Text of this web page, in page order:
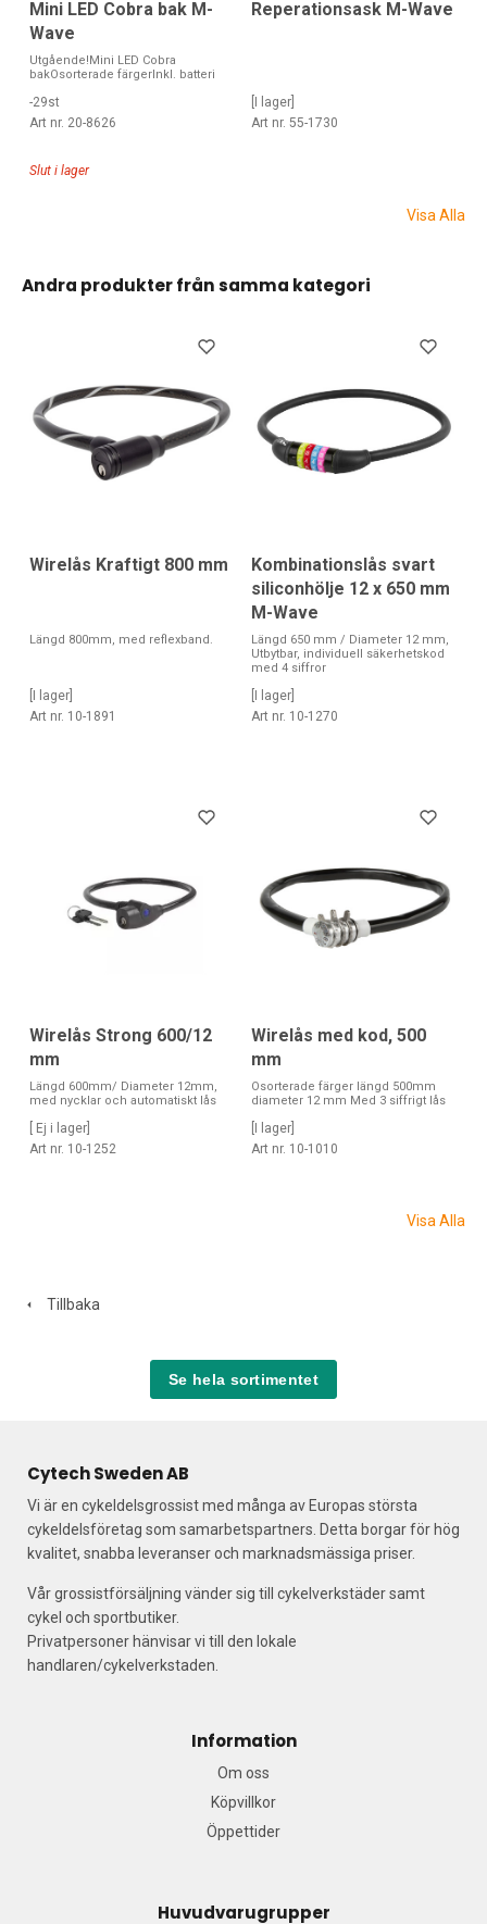
Mini LED Cobra bak M-
Wave
Utgående!Mini LED Cobra
bakOsorterade färgerInkl. batteri
-29st
Art nr. 20-8626
Slut i lager
Reperationsask M-Wave
[I lager]
Art nr. 55-1730
Visa Alla
Andra produkter från samma kategori
Wirelås Kraftigt 800 mm
Längd 800mm, med reflexband.
[I lager]
Art nr. 10-1891
Kombinationslås svart
siliconhölje 12 x 650 mm
M-Wave
Längd 650 mm / Diameter 12 mm,
Utbytbar, individuell säkerhetskod
med 4 siffror
[I lager]
Art nr. 10-1270
Wirelås Strong 600/12
mm
Längd 600mm/ Diameter 12mm,
med nycklar och automatiskt lås
[ Ej i lager]
Art nr. 10-1252
Wirelås med kod, 500
mm
Osorterade färger längd 500mm
diameter 12 mm Med 3 siffrigt lås
[I lager]
Art nr. 10-1010
Visa Alla
Tillbaka
Se hela sortimentet
Cytech Sweden AB
Vi är en cykeldelsgrossist med många av Europas största
cykeldelsföretag som samarbetspartners. Detta borgar för hög
kvalitet, snabba leveranser och marknadsmässiga priser.
Vår grossistförsäljning vänder sig till cykelverkstäder samt
cykel och sportbutiker.
Privatpersoner hänvisar vi till den lokale
handlaren/cykelverkstaden.
Information
Om oss
Köpvillkor
Öppettider
Huvudvarugrupper